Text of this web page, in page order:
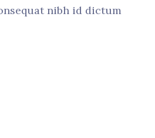
nibh id dictum